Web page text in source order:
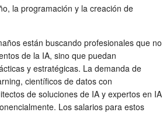
la programación y la creación de
están buscando profesionales que no
de la IA, sino que puedan
y estratégicas. La demanda de
científicos de datos con
de soluciones de IA y expertos en IA
Los salarios para estos